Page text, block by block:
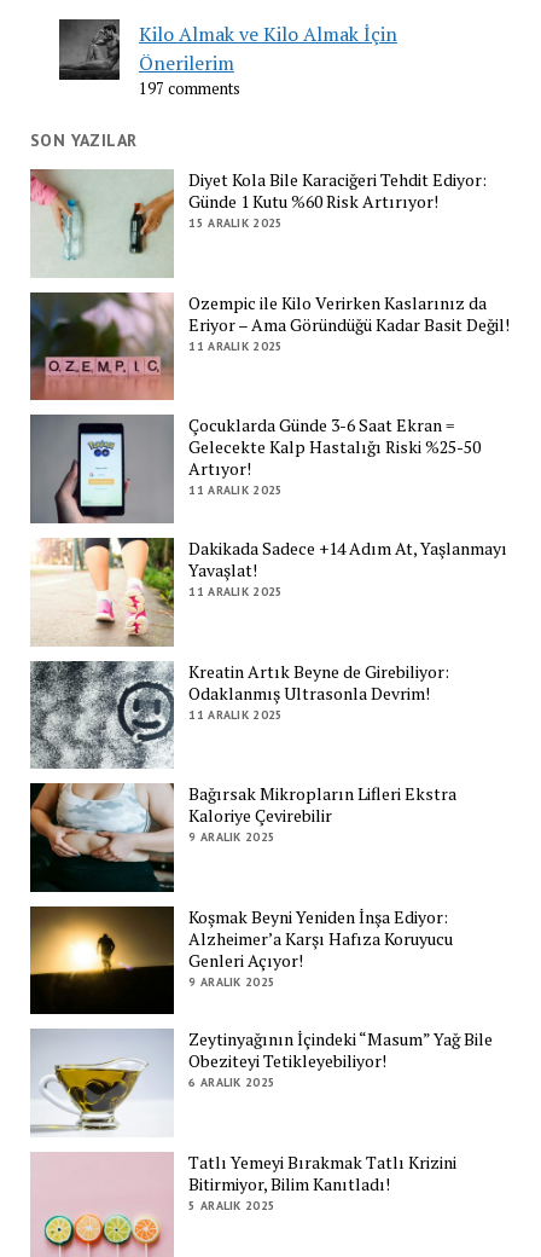
Kilo Almak ve Kilo Almak İçin
Önerilerim
197 comments
SON YAZILAR
Diyet Kola Bile Karaciğeri Tehdit Ediyor:
Günde 1 Kutu %60 Risk Artırıyor!
15 ARALIK 2025
Ozempic ile Kilo Verirken Kaslarınız da
Eriyor – Ama Göründüğü Kadar Basit Değil!
11 ARALIK 2025
Çocuklarda Günde 3-6 Saat Ekran =
Gelecekte Kalp Hastalığı Riski %25-50
Artıyor!
11 ARALIK 2025
Dakikada Sadece +14 Adım At, Yaşlanmayı
Yavaşlat!
11 ARALIK 2025
Kreatin Artık Beyne de Girebiliyor:
Odaklanmış Ultrasonla Devrim!
11 ARALIK 2025
Bağırsak Mikropların Lifleri Ekstra
Kaloriye Çevirebilir
9 ARALIK 2025
Koşmak Beyni Yeniden İnşa Ediyor:
Alzheimer’a Karşı Hafıza Koruyucu
Genleri Açıyor!
9 ARALIK 2025
Zeytinyağının İçindeki “Masum” Yağ Bile
Obeziteyi Tetikleyebiliyor!
6 ARALIK 2025
Tatlı Yemeyi Bırakmak Tatlı Krizini
Bitirmiyor, Bilim Kanıtladı!
5 ARALIK 2025